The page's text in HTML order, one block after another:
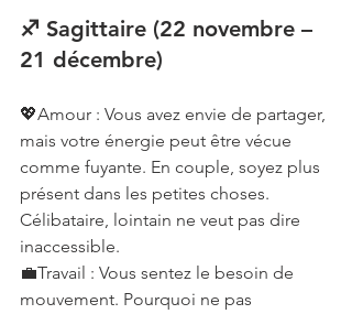
♐ Sagittaire (22 novembre –
21 décembre)
💖Amour : Vous avez envie de partager,
mais votre énergie peut être vécue
comme fuyante. En couple, soyez plus
présent dans les petites choses.
Célibataire, lointain ne veut pas dire
inaccessible.
💼Travail : Vous sentez le besoin de
mouvement. Pourquoi ne pas